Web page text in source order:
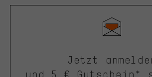
Jetzt
und 5 € Gutschein*